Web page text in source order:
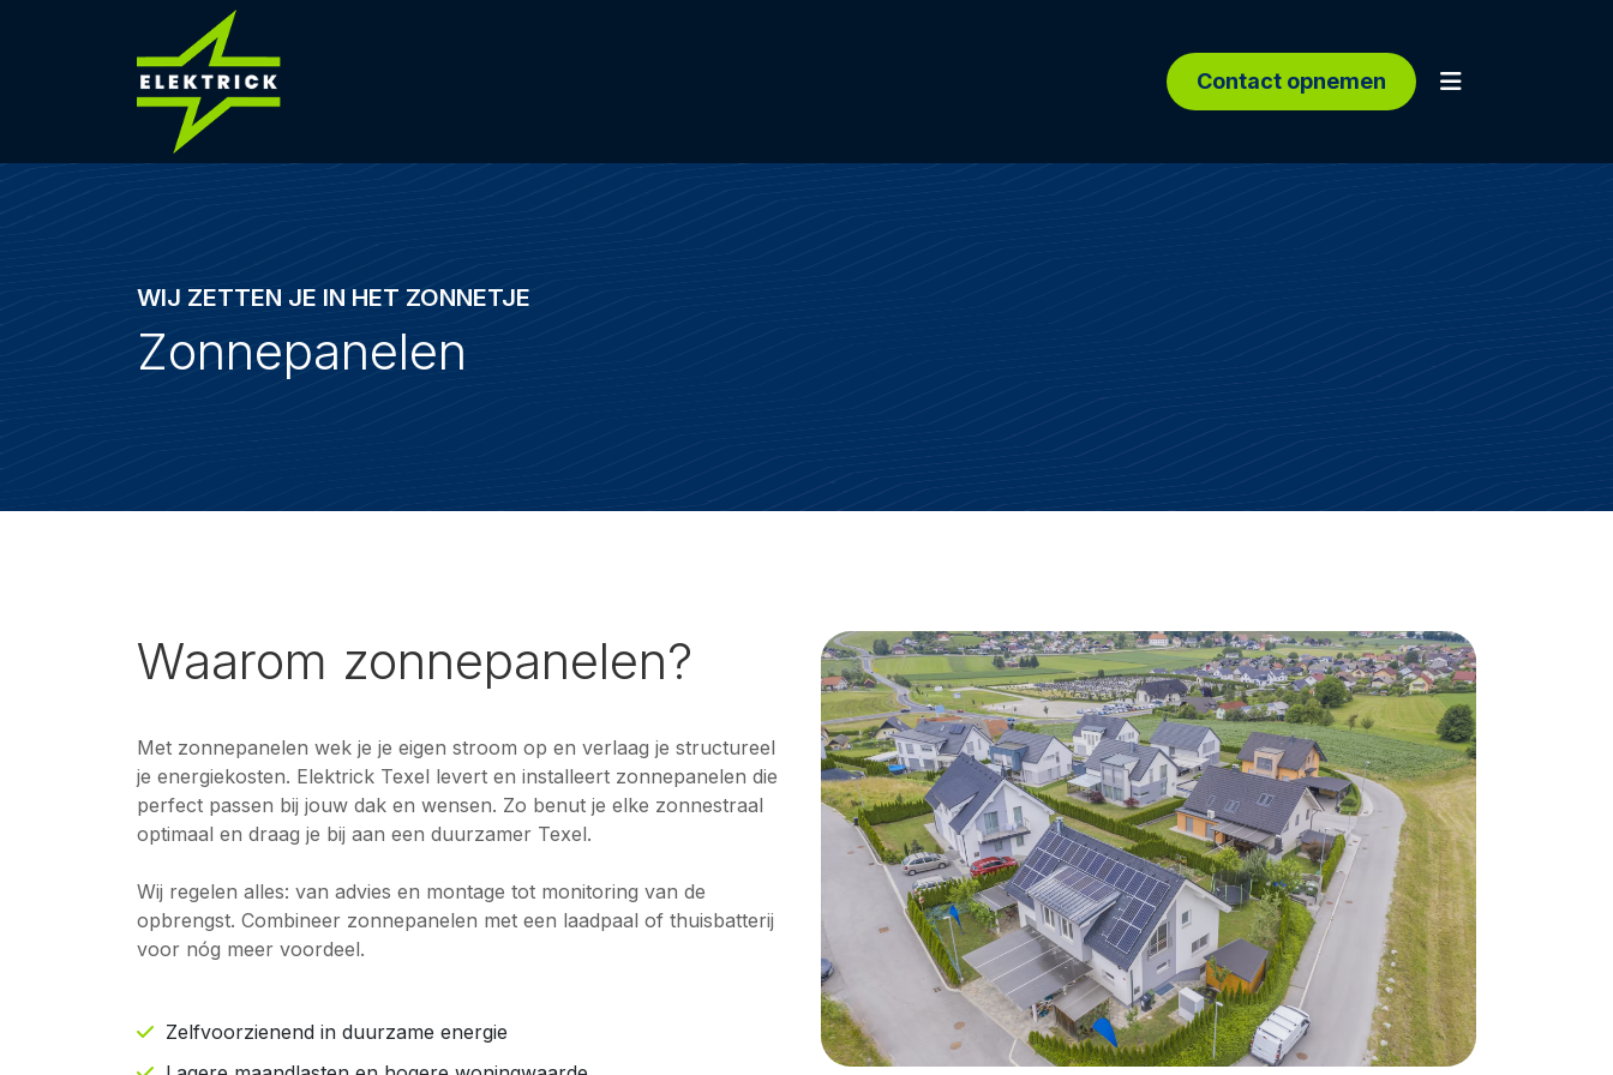
Contact opnemen
WIJ ZETTEN JE IN HET ZONNETJE
Zonnepanelen
Waarom zonnepanelen?
Met zonnepanelen wek je je eigen stroom op en verlaag je structureel
je energiekosten. Elektrick Texel levert en installeert zonnepanelen die
perfect passen bij jouw dak en wensen. Zo benut je elke zonnestraal
optimaal en draag je bij aan een duurzamer Texel.
Wij regelen alles: van advies en montage tot monitoring van de
opbrengst. Combineer zonnepanelen met een laadpaal of thuisbatterij
voor nóg meer voordeel.
Zelfvoorzienend in duurzame energie